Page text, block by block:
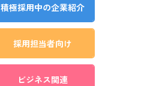
積極採用中の企業紹介
採用担当者向け
ビジネス関連